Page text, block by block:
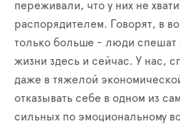
переживали, что у них не
распорядителем. Говорят, в
только больше - люди спешат
жизни здесь и сейчас. У нас,
даже в тяжелой
отказывать себе в одном из
сильных по эмоциональному